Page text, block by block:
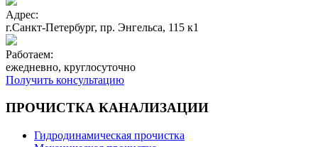
Адрес:
г.Санкт-Петербург, пр. Энгельса, 115 к1
Работаем:
ежедневно, круглосуточно
Получить консультацию
ПРОЧИСТКА КАНАЛИЗАЦИИ
Гидродинамическая прочистка